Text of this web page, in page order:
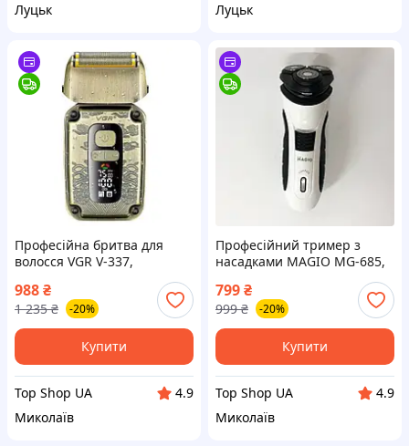
Луцьк
Луцьк
Професійна бритва для
волосся VGR V-337,
електробритва, OG-449
Чоловіча електробритва
top shop ua_
988₴
1 235 ₴ -20%
Купити
Top Shop UA
4.9
Миколаїв
Професійний тример з
насадками MAGIO MG-685,
Бритви для гоління OD-339
чоловічі електричні top
shop ua_
799₴
999 ₴ -20%
Купити
Top Shop UA
4.9
Миколаїв